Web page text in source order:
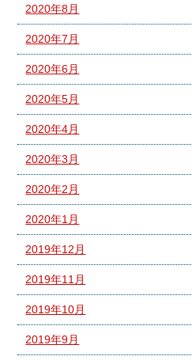
2020年8月
2020年7月
2020年6月
2020年5月
2020年4月
2020年3月
2020年2月
2020年1月
2019年12月
2019年11月
2019年10月
2019年9月